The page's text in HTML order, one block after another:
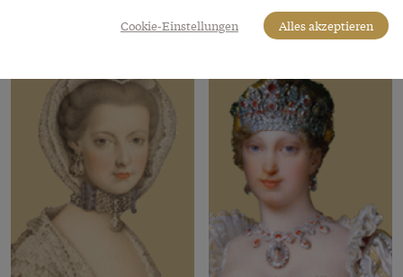
Cookie-Einstellungen Alles akzeptieren